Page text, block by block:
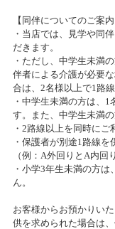
カテゴリ：セール
2016春のニコニコ感
2016/05/02(月)
カテゴリ：キャンペーン
【セール情報】春の
2016/03/25(金)～2016/
カテゴリ：セール
『冬のニコニコ感謝
【同伴についてのご案内
・当店では、見学や同
だきます。
・ただし、中学生未満
伴者による介護が必要
合は、2名様以上で1路
・中学生未満の方は、
す。また、中学生未満
・2路線以上を同時にご
・保護者が別途1路線
（例：A外回りとA内回
・小学3年生未満の方
ん。
お客様からお預かりい
供を求められた場合は